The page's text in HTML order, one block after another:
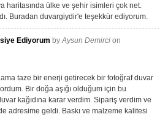
haritasında ülke ve şehir isimleri çok net.
Buradan duvargiydir'e teşekkür ediyorum.
Ediyorum byAysun Demirci on
taze bir enerji getirecek bir fotoğraf duvar
Bir doğa aşığı olduğum için bu
kağıdına karar verdim. Sipariş verdim ve
adresime geldi. Baskı ve malzeme kalitesi